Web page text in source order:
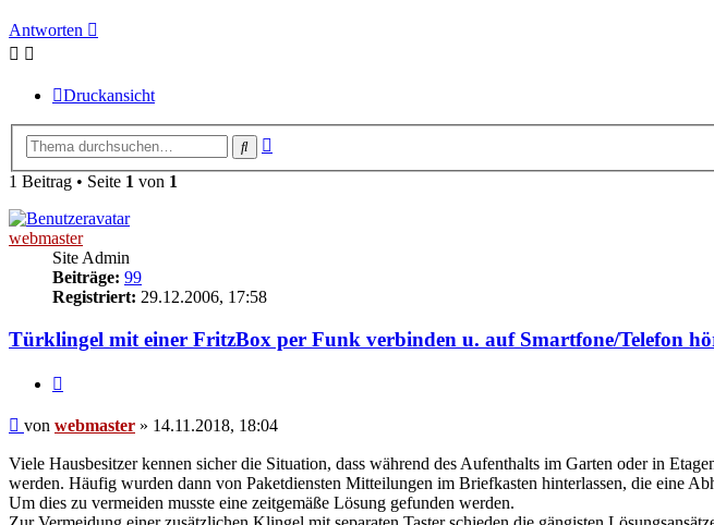
Antworten
Druckansicht
Suche
1 Beitrag • Seite 1 von 1
webmaster
Site Admin
Beiträge: 99
Registriert: 29.12.2006, 17:58
Türklingel mit einer FritzBox per Funk verbinden u. auf Smartfone/Telefon
Beitrag
von webmaster » 14.11.2018, 18:04
Viele Hausbesitzer kennen sicher die Situation, dass während des Aufenthalts im Garten oder in
werden. Häufig wurden dann von Paketdiensten Mitteilungen im Briefkasten hinterlassen, die eine
Um dies zu vermeiden musste eine zeitgemäße Lösung gefunden werden.